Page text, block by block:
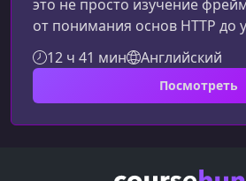
это не просто изучение
от понимания основ HTTP до
разработки, тестирования и
продакшен зрелого API. В
узнаете, как улучшить
подготовиться к реальным
стоят перед разработчиками
важнымРост веб‑приложений
12 ч 41 мин Английский
Посмотреть